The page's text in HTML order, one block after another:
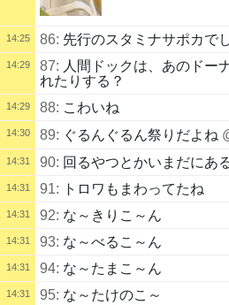
14:25 86: 先行のスタミナサポカで
14:29 87: 人間ドックは、あのドー
れたりする？
14:29 88: こわいね
14:30 89: ぐるんぐるん祭りだよね
14:31 90: 回るやつとかいまだにあ
14:31 91: トロワもまわってたね
14:31 92: な～きりこ～ん
14:31 93: な～べるこ～ん
14:31 94: な～たまこ～ん
14:31 95: な～たけのこ～